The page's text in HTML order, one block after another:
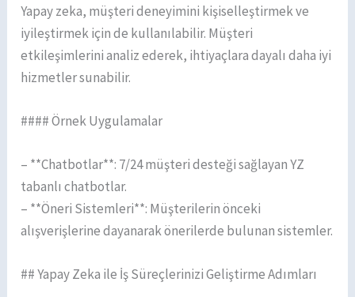
Yapay zeka, müşteri deneyimini kişiselleştirmek ve
iyileştirmek için de kullanılabilir. Müşteri
etkileşimlerini analiz ederek, ihtiyaçlara dayalı daha iyi
hizmetler sunabilir.
#### Örnek Uygulamalar
– **Chatbotlar**: 7/24 müşteri desteği sağlayan YZ
tabanlı chatbotlar.
– **Öneri Sistemleri**: Müşterilerin önceki
alışverişlerine dayanarak önerilerde bulunan sistemler.
## Yapay Zeka ile İş Süreçlerinizi Geliştirme Adımları